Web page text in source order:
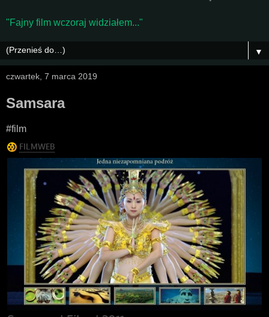
"Fajny film wczoraj widziałem..."
▼
czwartek, 7 marca 2019
Samsara
#film